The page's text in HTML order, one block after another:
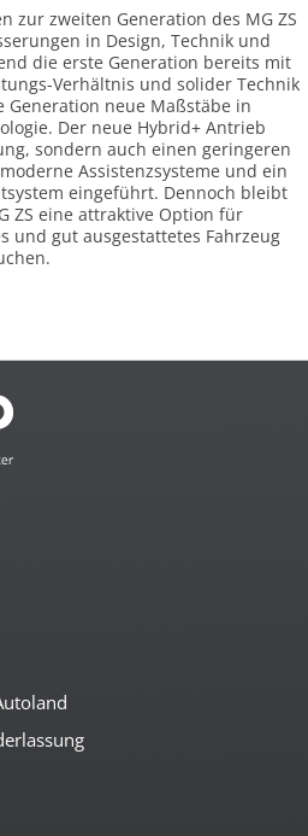
zur zweiten Generation des MG ZS
in Design, Technik und
die erste Generation bereits mit
Verhältnis und solider Technik
Generation neue Maßstäbe in
Der neue Hybrid+ Antrieb
sondern auch einen geringeren
Assistenzsysteme und ein
eingeführt. Dennoch bleibt
ZS eine attraktive Option für
und gut ausgestattetes Fahrzeug